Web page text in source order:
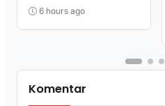
Takandeang
6 hours ago
Komentar